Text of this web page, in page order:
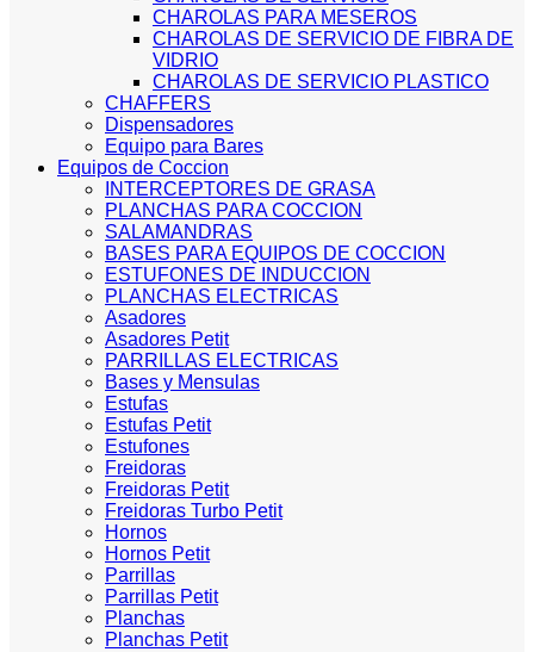
CHAROLAS PARA MESEROS
CHAROLAS DE SERVICIO DE FIBRA DE
VIDRIO
CHAROLAS DE SERVICIO PLASTICO
CHAFFERS
Dispensadores
Equipo para Bares
Equipos de Coccion
INTERCEPTORES DE GRASA
PLANCHAS PARA COCCION
SALAMANDRAS
BASES PARA EQUIPOS DE COCCION
ESTUFONES DE INDUCCION
PLANCHAS ELECTRICAS
Asadores
Asadores Petit
PARRILLAS ELECTRICAS
Bases y Mensulas
Estufas
Estufas Petit
Estufones
Freidoras
Freidoras Petit
Freidoras Turbo Petit
Hornos
Hornos Petit
Parrillas
Parrillas Petit
Planchas
Planchas Petit